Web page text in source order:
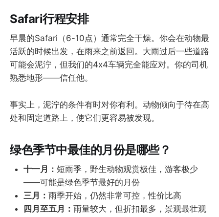
Safari行程安排
早晨的Safari（6-10点）通常完全干燥。你会在动物最
活跃的时候出发，在雨来之前返回。大雨过后一些道路
可能会泥泞，但我们的4x4车辆完全能应对。你的司机
熟悉地形——信任他。
事实上，泥泞的条件有时对你有利。动物倾向于待在高
处和固定道路上，使它们更容易被发现。
绿色季节中最佳的月份是哪些？
十一月： 短雨季，野生动物观赏极佳，游客极少
——可能是绿色季节最好的月份
三月： 雨季开始，仍然非常可控，性价比高
四月至五月： 雨量较大，但折扣最多，景观最壮观